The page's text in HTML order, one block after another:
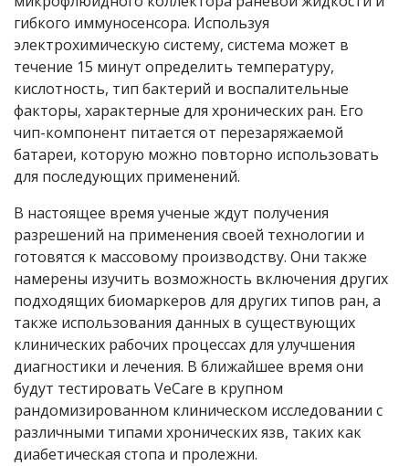
гибкого иммуносенсора. Используя
электрохимическую систему, система может в
течение 15 минут определить температуру,
кислотность, тип бактерий и воспалительные
факторы, характерные для хронических ран. Его
чип-компонент питается от перезаряжаемой
батареи, которую можно повторно использовать
для последующих применений.
В настоящее время ученые ждут получения
разрешений на применения своей технологии и
готовятся к массовому производству. Они также
намерены изучить возможность включения других
подходящих биомаркеров для других типов ран, а
также использования данных в существующих
клинических рабочих процессах для улучшения
диагностики и лечения. В ближайшее время они
будут тестировать VeCare в крупном
рандомизированном клиническом исследовании с
различными типами хронических язв, таких как
диабетическая стопа и пролежни.